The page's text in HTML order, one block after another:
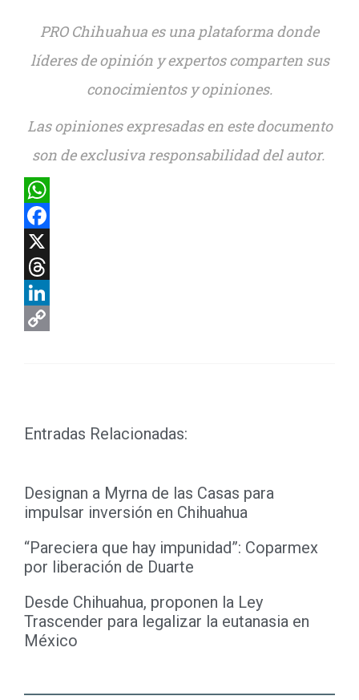
PRO Chihuahua es una plataforma donde
líderes de opinión y expertos comparten sus
conocimientos y opiniones.
Las opiniones expresadas en este documento
son de exclusiva responsabilidad del autor.
WhatsApp
Facebook
X
Threads
LinkedIn
Entradas Relacionadas:
Designan a Myrna de las Casas para
impulsar inversión en Chihuahua
“Pareciera que hay impunidad”: Coparmex
por liberación de Duarte
Desde Chihuahua, proponen la Ley
Trascender para legalizar la eutanasia en
México